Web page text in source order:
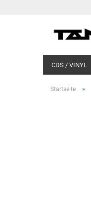
CDS / VINYL
Startseite »